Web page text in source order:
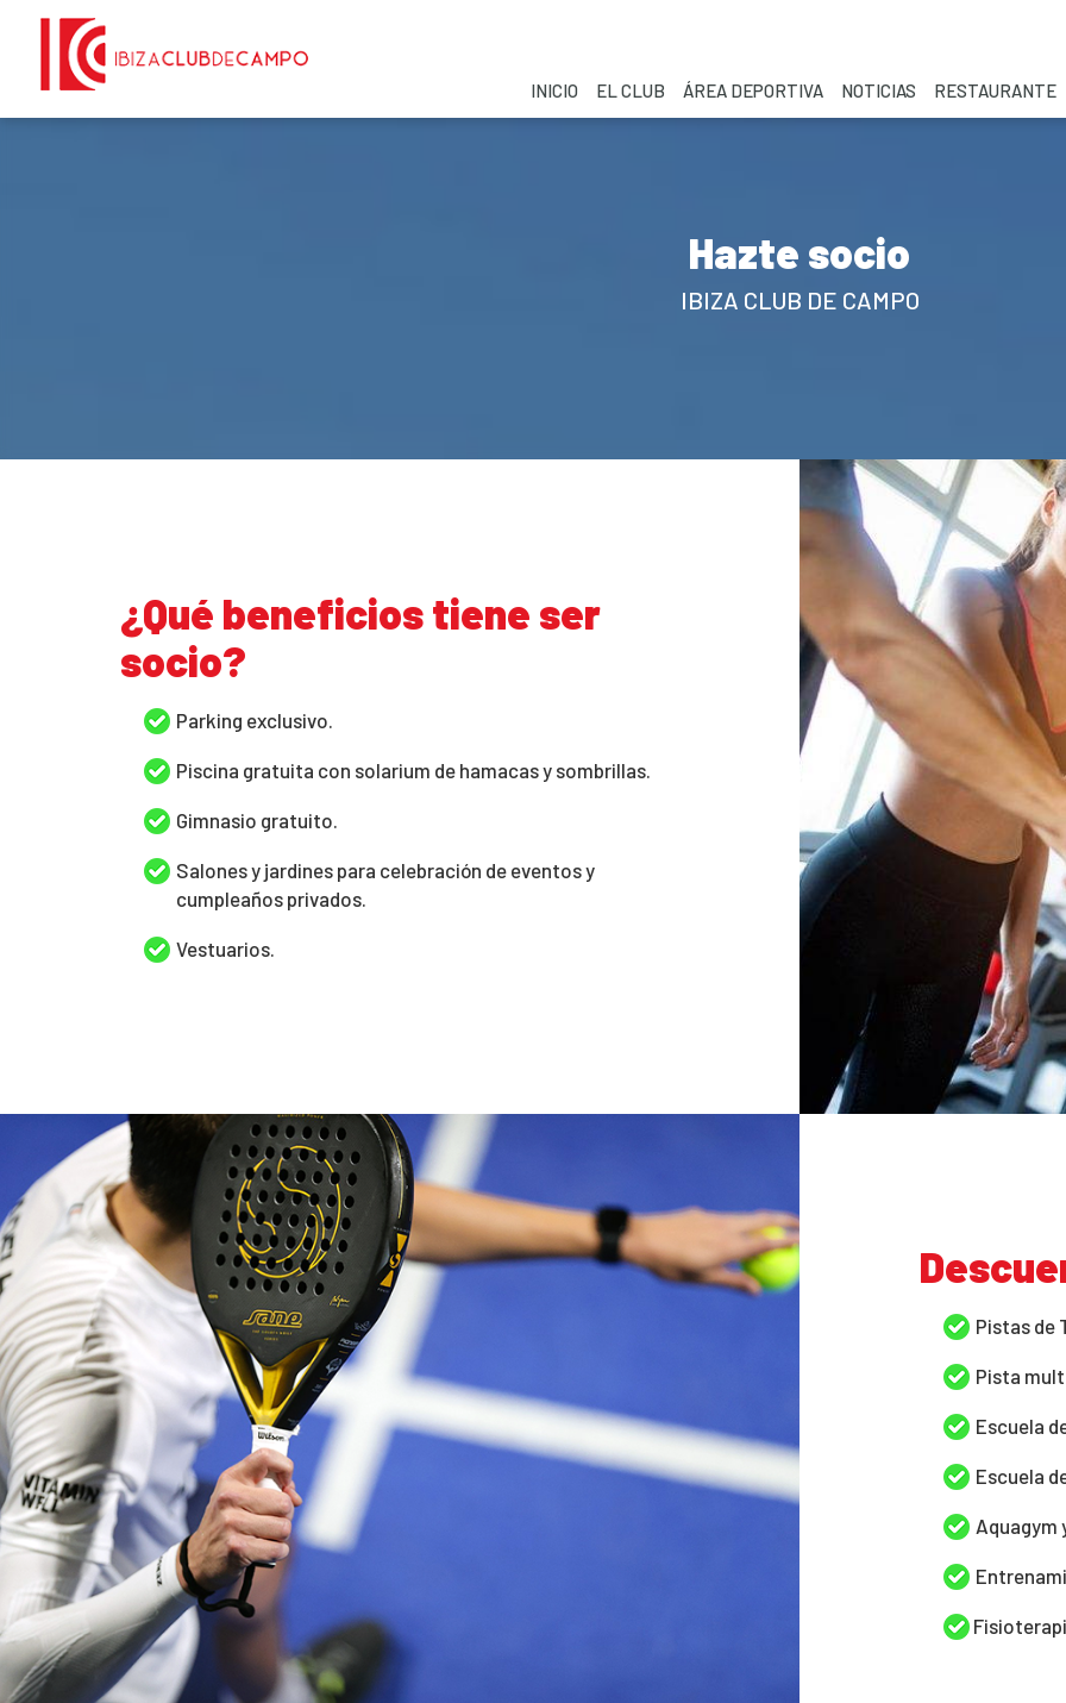
INICIO EL CLUB ÁREA DEPORTIVA NOTICIAS RESTAURANTE
Hazte socio
IBIZA CLUB DE CAMPO
¿Qué beneficios tiene ser
socio?
Parking exclusivo.
Piscina gratuita con solarium de hamacas y sombrillas.
Gimnasio gratuito.
Salones y jardines para celebración de eventos y
cumpleaños privados.
Vestuarios.
Pistas de
Pista
Escuela
Escuela
Aquagym